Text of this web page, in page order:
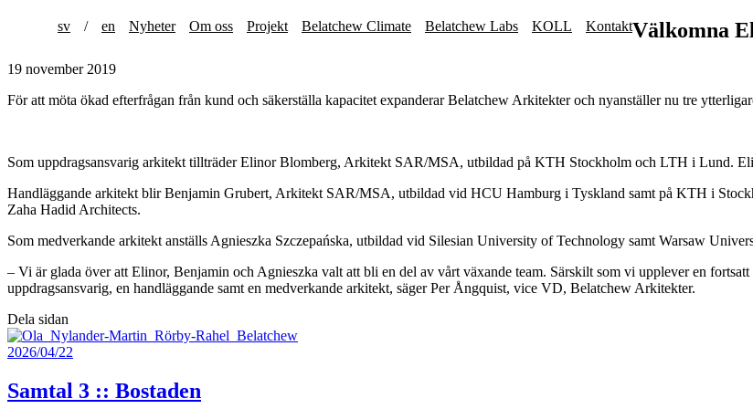
sv / en Nyheter Om oss Projekt Belatchew Climate Belatchew Labs KOLL KontaktVälkomna
19 november 2019
För att möta ökad efterfrågan från kund och säkerställa kapacitet expanderar Belatchew Arkitekter och nyanställer nu tre
Som uppdragsansvarig arkitekt tillträder Elinor Blomberg, Arkitekt SAR/MSA, utbildad på KTH Stockholm och LTH i Lund.
Handläggande arkitekt blir Benjamin Grubert, Arkitekt SAR/MSA, utbildad vid HCU Hamburg i Tyskland samt på KTH i
Zaha Hadid Architects.
Som medverkande arkitekt anställs Agnieszka Szczepańska, utbildad vid Silesian University of Technology samt Warsaw
– Vi är glada över att Elinor, Benjamin och Agnieszka valt att bli en del av vårt växande team. Särskilt som vi upplever en
uppdragsansvarig, en handläggande samt en medverkande arkitekt, säger Per Ångquist, vice VD, Belatchew Arkitekter.
Dela sidan
2026/04/22
Samtal 3 :: Bostaden